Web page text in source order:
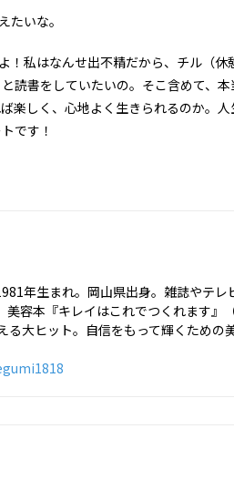
いな。
！私はなんせ出不精だから、チル（休
読書をしていたいの。そこ含めて、
楽しく、心地よく生きられるのか。人
です！
年生まれ。岡山県出身。雑誌やテレ
美容本『キレイはこれでつくれます』
る大ヒット。自信をもって輝くための